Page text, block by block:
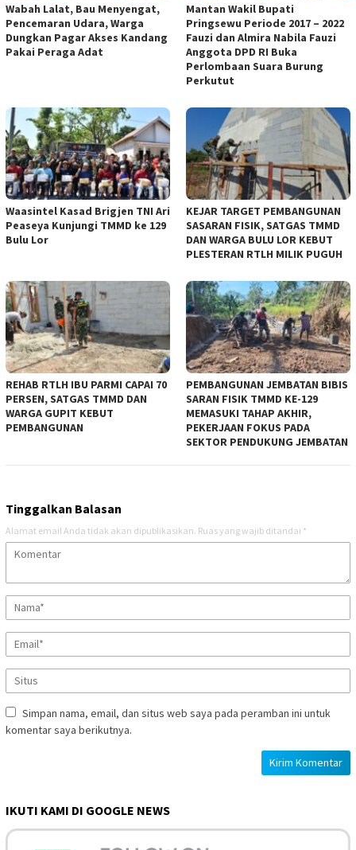
Wabah Lalat, Bau Menyengat,
Pencemaran Udara, Warga
Dungkan Pagar Akses Kandang
Pakai Peraga Adat
Mantan Wakil Bupati
Pringsewu Periode 2017 – 2022
Fauzi dan Almira Nabila Fauzi
Anggota DPD RI Buka
Perlombaan Suara Burung
Perkutut
Waasintel Kasad Brigjen TNI Ari
Peaseya Kunjungi TMMD ke 129
Bulu Lor
KEJAR TARGET PEMBANGUNAN
SASARAN FISIK, SATGAS TMMD
DAN WARGA BULU LOR KEBUT
PLESTERAN RTLH MILIK PUGUH
REHAB RTLH IBU PARMI CAPAI 70
PERSEN, SATGAS TMMD DAN
WARGA GUPIT KEBUT
PEMBANGUNAN
PEMBANGUNAN JEMBATAN BIBIS
SARAN FISIK TMMD KE-129
MEMASUKI TAHAP AKHIR,
PEKERJAAN FOKUS PADA
SEKTOR PENDUKUNG JEMBATAN
Tinggalkan Balasan
Alamat email Anda tidak akan dipublikasikan. Ruas yang wajib ditandai *
Simpan nama, email, dan situs web saya pada peramban ini untuk
komentar saya berikutnya.
IKUTI KAMI DI GOOGLE NEWS